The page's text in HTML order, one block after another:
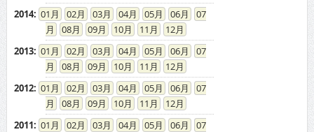
2014: 01 02 03 04 05 06
07
08
09 10 11
12
2013: 01 02 03 04 05 06
07
08
09 10 11
12
2012: 01 02 03 04 05 06
07
08
09 10 11
12
2011: 01 02 03 04 05 06
07